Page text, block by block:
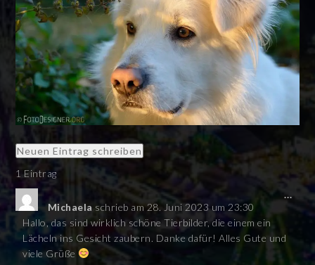
1 Eintrag
Michaela schrieb am 28. Juni 2023 um 23:30
Hallo, das sind wirklich schöne Tierbilder, die einem ein
Lächeln ins Gesicht zaubern. Danke dafür! Alles Gute und
viele Grüße
...